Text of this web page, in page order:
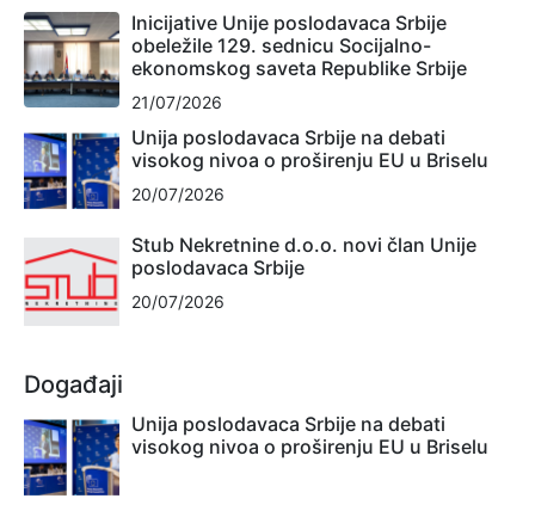
Inicijative Unije poslodavaca Srbije
obeležile 129. sednicu Socijalno-
ekonomskog saveta Republike Srbije
21/07/2026
Unija poslodavaca Srbije na debati
visokog nivoa o proširenju EU u Briselu
20/07/2026
Stub Nekretnine d.o.o. novi član Unije
poslodavaca Srbije
20/07/2026
Događaji
Unija poslodavaca Srbije na debati
visokog nivoa o proširenju EU u Briselu